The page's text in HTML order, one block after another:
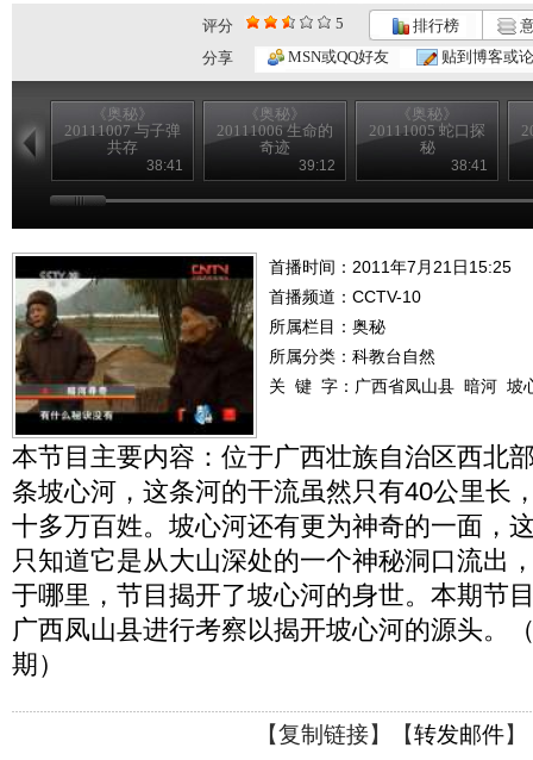
评分 5 排行榜
分享
MSN或QQ好友 贴到博客或
《奥秘》
20111007 与子弹
共存
38:41
《奥秘》
20111006 生命的
奇迹
39:12
《奥秘》
20111005 蛇口探
秘
38:41
首播时间：2011年7月21日15:25
首播频道： CCTV-10
所属栏目： 奥秘
所属分类：科教台自然
关 键 字： 广西省凤山县 暗河 坡
本节目主要内容：位于广西壮族自治区西北
条坡心河，这条河的干流虽然只有40公里长
十多万百姓。坡心河还有更为神奇的一面，
只知道它是从大山深处的一个神秘洞口流出
于哪里，节目揭开了坡心河的身世。本期节
广西凤山县进行考察以揭开坡心河的源头。
期）
【复制链接】【转发邮件】